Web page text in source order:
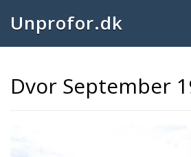
Unprofor.dk
Dvor September